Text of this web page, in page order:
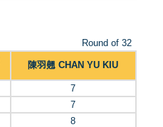
Round of 32
陳羽翹 CHAN YU KIU
7
7
8